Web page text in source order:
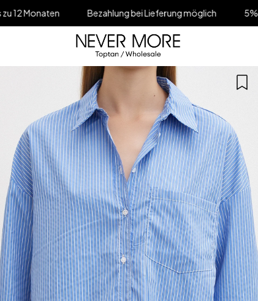
Bezahlung bei Lieferung möglich 5% Rabatt im